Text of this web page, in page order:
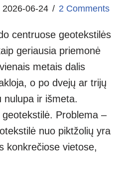
2026-06-24 2 Comments
centruose geotekstilės
geriausia priemonė
metais dalis
o po dvejų ar trijų
nulupa ir išmeta.
Problema –
nuo piktžolių yra
konkrečiose vietose,